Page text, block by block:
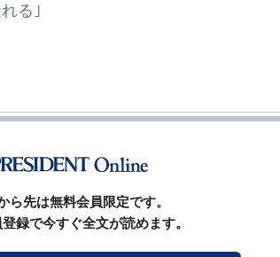
る｣
ら先は無料会員限定です。
録で今すぐ全文が読めます。